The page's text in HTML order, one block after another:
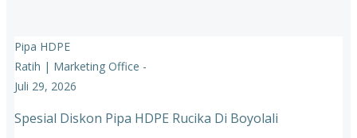
Pipa HDPE
Ratih | Marketing Office -
Juli 29, 2026
Spesial Diskon Pipa HDPE Rucika Di Boyolali